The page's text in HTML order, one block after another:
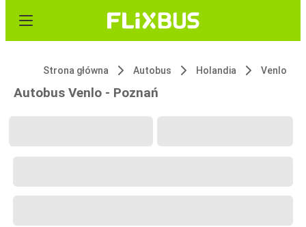
Strona główna Autobus Holandia Venlo
Autobus Venlo - Poznań